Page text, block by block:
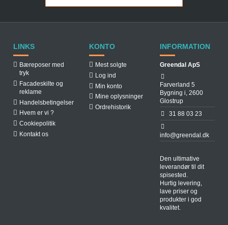
LINKS
Bæreposer med
tryk
Facadeskilte og
reklame
Handelsbetingelser
Hvem er vi ?
Cookiepolitik
Kontakt os
KONTO
Mest solgte
Log ind
Min konto
Mine oplysninger
Ordrehistorik
INFORMATION
Greendal ApS
Farverland 5
Bygning i, 2600
Glostrup
31 88 03 23
info@greendal.dk
Den ultimative
leverandør til dit
spisested.
Hurtig levering,
lave priser og
produkter i god
kvalitet.